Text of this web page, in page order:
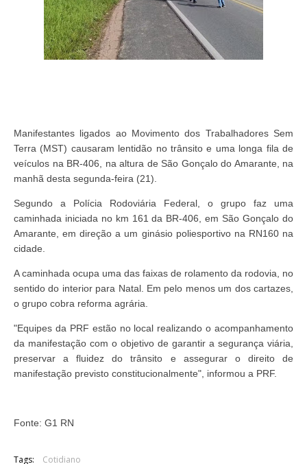
Manifestantes ligados ao Movimento dos Trabalhadores Sem
Terra (MST) causaram lentidão no trânsito e uma longa fila de
veículos na BR-406, na altura de São Gonçalo do Amarante, na
manhã desta segunda-feira (21).
Segundo a Polícia Rodoviária Federal, o grupo faz uma
caminhada iniciada no km 161 da BR-406, em São Gonçalo do
Amarante, em direção a um ginásio poliesportivo na RN160 na
cidade.
A caminhada ocupa uma das faixas de rolamento da rodovia, no
sentido do interior para Natal. Em pelo menos um dos cartazes,
o grupo cobra reforma agrária.
"Equipes da PRF estão no local realizando o acompanhamento
da manifestação com o objetivo de garantir a segurança viária,
preservar a fluidez do trânsito e assegurar o direito de
manifestação previsto constitucionalmente", informou a PRF.
Fonte: G1 RN
Tags: Cotidiano